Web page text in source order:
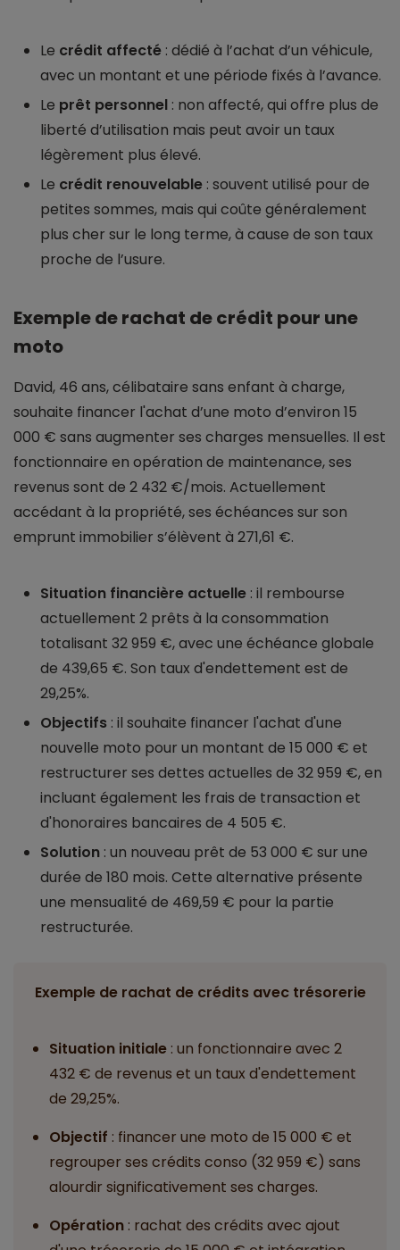
Le crédit affecté : dédié à l’achat d’un véhicule,
avec un montant et une période fixés à l’avance.
Le prêt personnel : non affecté, qui offre plus de
liberté d’utilisation mais peut avoir un taux
légèrement plus élevé.
Le crédit renouvelable : souvent utilisé pour de
petites sommes, mais qui coûte généralement
plus cher sur le long terme, à cause de son taux
proche de l’usure.
Exemple de rachat de crédit pour une
moto
David, 46 ans, célibataire sans enfant à charge,
souhaite financer l'achat d’une moto d’environ 15
000 € sans augmenter ses charges mensuelles. Il est
fonctionnaire en opération de maintenance, ses
revenus sont de 2 432 €/mois. Actuellement
accédant à la propriété, ses échéances sur son
emprunt immobilier s’élèvent à 271,61 €.
Situation financière actuelle : il rembourse
actuellement 2 prêts à la consommation
totalisant 32 959 €, avec une échéance globale
de 439,65 €. Son taux d'endettement est de
29,25%.
Objectifs : il souhaite financer l'achat d'une
nouvelle moto pour un montant de 15 000 € et
restructurer ses dettes actuelles de 32 959 €, en
incluant également les frais de transaction et
d'honoraires bancaires de 4 505 €.
Solution : un nouveau prêt de 53 000 € sur une
durée de 180 mois. Cette alternative présente
une mensualité de 469,59 € pour la partie
restructurée.
Exemple de rachat de crédits avec trésorerie
Situation initiale : un fonctionnaire avec 2
432 € de revenus et un taux d'endettement
de 29,25%.
Objectif : financer une moto de 15 000 € et
regrouper ses crédits conso (32 959 €) sans
alourdir significativement ses charges.
Opération : rachat des crédits avec ajout